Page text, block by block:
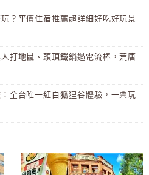
？平價住宿推薦超詳細好吃好玩景
打地鼠、頭頂鐵鍋過電流棒，荒唐
全台唯一紅白狐狸谷體驗，一票玩